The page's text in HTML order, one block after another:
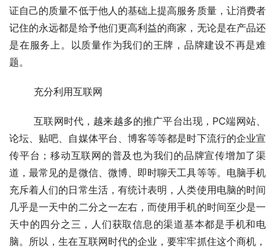
证自己的质量不低于他人的基础上提高服务质量，让消费者
记住的永远都是给予他们更高利益的商家，无论是在产品还
是在服务上。以质量作为我们的王牌，品牌建设不再是难
题。
	充分利用互联网
	互联网时代，越来越多的推广平台出现，PC端网站、
论坛、贴吧、自媒体平台、博客等等都是时下流行的企业宣
传平台；移动互联网的普及也为我们的品牌宣传增加了渠
道，最常见的是微信、微博、即时聊天工具等等。电脑手机
充斥着人们的日常生活，有统计表明，人类使用电脑的时间
几乎是一天中的二分之一左右，而使用手机的时间至少是一
天中的四分之三，人们获取信息的渠道基本都是手机和电
脑。所以，生在互联网时代的企业，要牢牢抓住这个商机，